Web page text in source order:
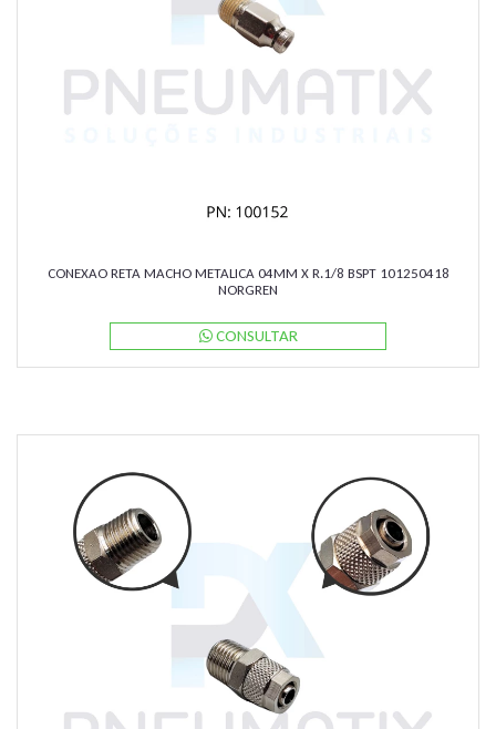
CONEXAO RETA MACHO METALICA 04MM X R.1/8 BSPT 101250418
NORGREN
CONSULTAR